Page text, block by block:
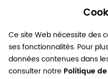
Ce site Web nécessite des
ses fonctionnalités. Pour
données contenues dans
consulter notre Politique
0